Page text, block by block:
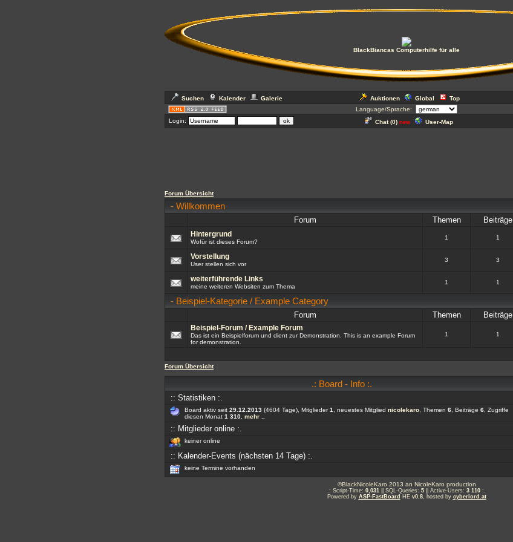
BlackBiancas Computerhilfe für alle
Suchen Kalender Galerie Auktionen Global Top
Language/Sprache:
Login:
Chat (0) new User-Map
Forum Übersicht
- Willkommen
Forum Themen Beiträge
Hintergrund
Wofür ist dieses Forum?
1 1
Vorstellung
User stellen sich vor
3 3
weiterführende Links
meine weiteren Websiten zum Thema
1 1
- Beispiel-Kategorie / Example Category
Forum Themen Beiträge
Beispiel-Forum / Example Forum
Das ist ein Beispielforum und dient zur Demonstration. This is an example Forum
for demonstration.
1 1
Forum Übersicht
.: Board - Info :.
:: Statistiken :.
Board aktiv seit 29.12.2013 (4604 Tage), Mitglieder1 , neuestes Mitglied nicolekaro , Themen 6 , Beiträge 6 , Zugriffe
diesen Monat 1 310 mehr ..
:: Mitglieder online :.
keiner online
:: Kalender-Events (nächsten 14 Tage) :.
keine Termine vorhanden
©BlackNicoleKaro 2013 an NicoleKaro production
.: Script-Time: 0,031 || SQL-Queries: 5 || Active-Users: 3 110 :.
Powered by ASP-FastBoard HE v0.8, hosted by cyberlord.at